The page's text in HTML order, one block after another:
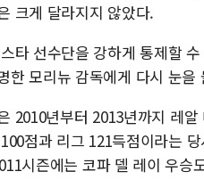
크게 달라지지 않았다.
타 선수단을 강하게 통제할
한 모리뉴 감독에게 다시 눈을
2010년부터 2013년까지 레
점과 리그 121득점이라는
시즌에는 코파 델 레이 우승